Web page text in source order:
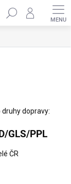
Hledat
dopravy:
GLS/PPL
ČR